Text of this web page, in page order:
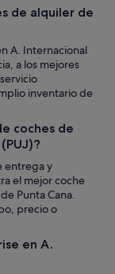
de alquiler de
A. Internacional
a los mejores
inventario de
coches de
entrega y
el mejor coche
Punta Cana.
precio o
en A.